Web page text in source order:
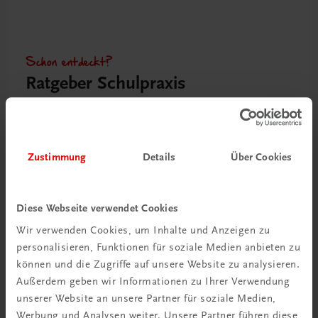
Zustimmung Details Über Cookies
Diese Webseite verwendet Cookies
Wir verwenden Cookies, um Inhalte und Anzeigen zu
personalisieren, Funktionen für soziale Medien anbieten zu
können und die Zugriffe auf unsere Website zu analysieren.
Außerdem geben wir Informationen zu Ihrer Verwendung
unserer Website an unsere Partner für soziale Medien,
Werbung und Analysen weiter. Unsere Partner führen diese
Schon entdeckt?
Ratgeber Schulpraxis
Neu in der DigiBox